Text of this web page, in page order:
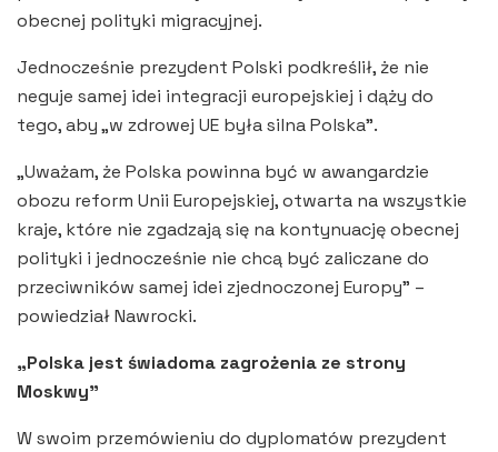
obecnej polityki migracyjnej.
Jednocześnie prezydent Polski podkreślił, że nie
neguje samej idei integracji europejskiej i dąży do
tego, aby „w zdrowej UE była silna Polska”.
„Uważam, że Polska powinna być w awangardzie
obozu reform Unii Europejskiej, otwarta na wszystkie
kraje, które nie zgadzają się na kontynuację obecnej
polityki i jednocześnie nie chcą być zaliczane do
przeciwników samej idei zjednoczonej Europy” –
powiedział Nawrocki.
„Polska jest świadoma zagrożenia ze strony
Moskwy”
W swoim przemówieniu do dyplomatów prezydent